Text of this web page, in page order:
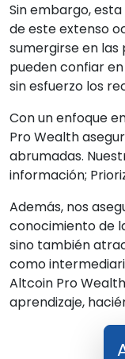
Sin embargo,
de este extenso
sumergirse en las
pueden confiar
sin esfuerzo los
Con un enfoque
Pro Wealth
abrumadas.
información;
Además, nos
conocimiento de
sino también
como
Altcoin Pro
aprendizaje,